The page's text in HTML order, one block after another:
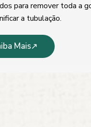
para remover toda a
a tubulação.
Mais